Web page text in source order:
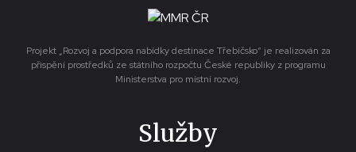
Projekt „Rozvoj a podpora nabídky destinace Třebíčsko“ je realizován za
přispění prostředků ze státního rozpočtu České republiky z programu
Ministerstva pro místní rozvoj.
Služby